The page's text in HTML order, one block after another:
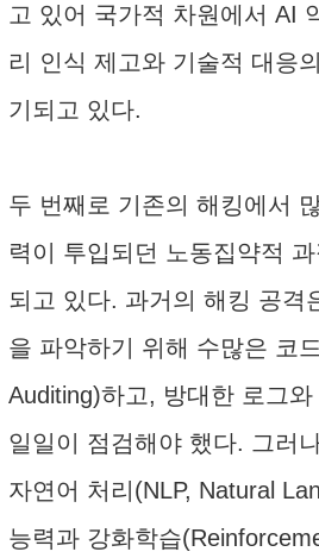
고 있어 국가적 차원에서 AI
리 인식 제고와 기술적 대응
기되고 있다.
두 번째로 기존의 해킹에서
력이 투입되던 노동집약적
되고 있다. 과거의 해킹 공격
을 파악하기 위해 수많은 코
Auditing)하고, 방대한 로그
일일이 점검해야 했다. 그러
자연어 처리(NLP, Natural
능력과 강화학습